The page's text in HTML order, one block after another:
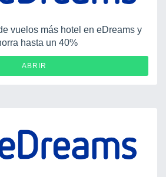
vuelos más hotel en eDreams y
hasta un 40%
ABRIR